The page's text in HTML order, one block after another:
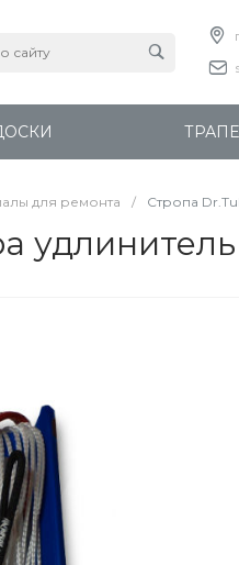
для ремонта / Стропа